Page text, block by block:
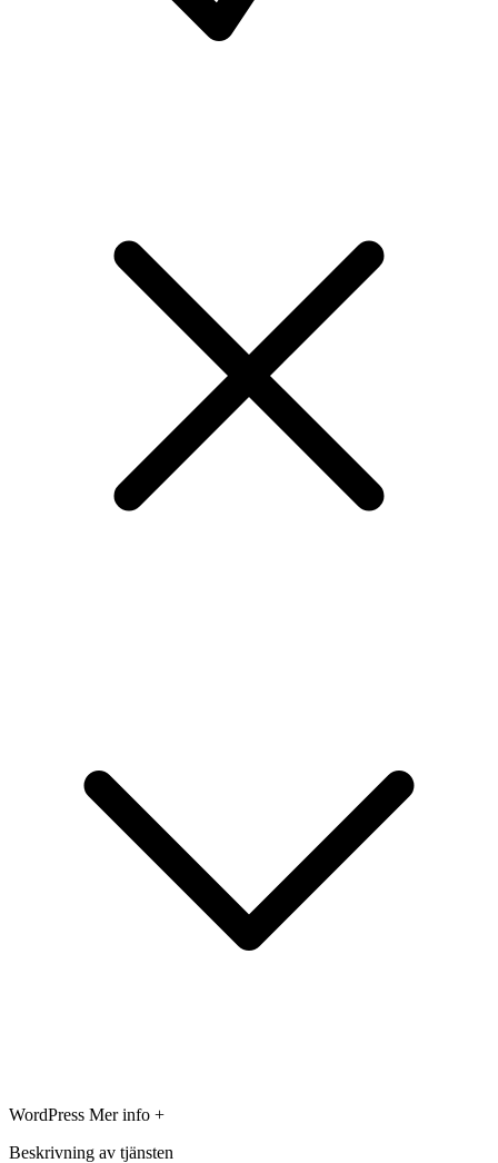
WordPress Mer info +
Beskrivning av tjänsten